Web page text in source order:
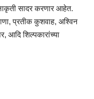
सादर करणार आहेत.
प्रतीक कुशवाह, अश्विन
आदि शिल्पकारांच्या